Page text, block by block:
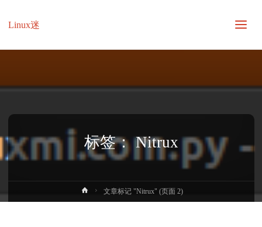
Linux迷
标签：Nitrux
首
页
文章标记 "Nitrux" (页面 2)